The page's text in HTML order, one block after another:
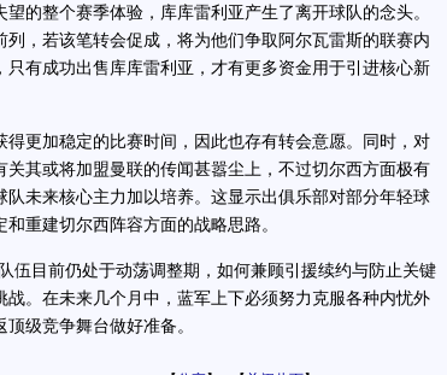
的整个赛季体验，库库雷利亚产生了离开球队的念头。
，若该笔转会促成，将为他们争取阿尔瓦雷斯的联赛内
有成功出售库库雷利亚，才有更多资金用于引进核心新
更加稳定的比赛时间，因此也存有转会意愿。同时，对
其或将加盟曼联的传闻甚嚣尘上，不过切尔西方面极有
未来核心主力加以培养。这显示出俱乐部对部分年轻球
重建切尔西阵容方面的战略思路。
目前仍处于动荡调整期，如何兼顾引援续约与防止关键
。在未来几个月中，蓝军上下必须努力克服各种内忧外
级竞争舞台做好准备。